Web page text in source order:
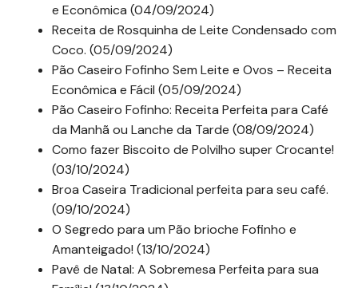
e Econômica (04/09/2024)
Receita de Rosquinha de Leite Condensado com
Coco. (05/09/2024)
Pão Caseiro Fofinho Sem Leite e Ovos – Receita
Econômica e Fácil (05/09/2024)
Pão Caseiro Fofinho: Receita Perfeita para Café
da Manhã ou Lanche da Tarde (08/09/2024)
Como fazer Biscoito de Polvilho super Crocante!
(03/10/2024)
Broa Caseira Tradicional perfeita para seu café.
(09/10/2024)
O Segredo para um Pão brioche Fofinho e
Amanteigado! (13/10/2024)
Pavê de Natal: A Sobremesa Perfeita para sua